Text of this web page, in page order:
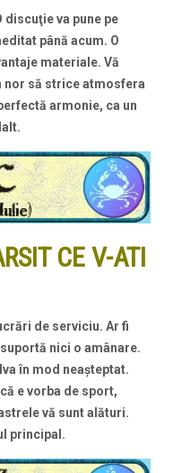
va pune pe
până acum. O
materiale. Vă
nor să strice atmosfera
armonie, ca un
CE V-ATI
de serviciu. Ar fi
nici o amânare.
în mod neaşteptat.
e vorba de sport,
vă sunt alături.
principal.